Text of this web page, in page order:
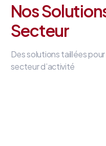
Nos
Secteur
Des solutions taillées
secteur d’activité